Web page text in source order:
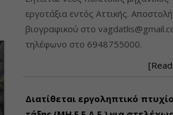
εργοτάξια εντός Αττικής. Αποστολή
βιογραφικού στο
τηλέφωνο στο 6948755000.
Διατίθεται εργοληπτικό
Εισηγητής:
Τιμή από: